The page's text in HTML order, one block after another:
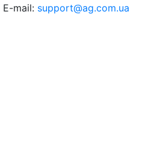
E-mail: support@ag.com.ua